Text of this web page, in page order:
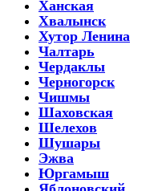
Ханская
Хвалынск
Хутор Ленина
Чалтарь
Чердаклы
Черногорск
Чишмы
Шаховская
Шелехов
Шушары
Эжва
Юргамыш